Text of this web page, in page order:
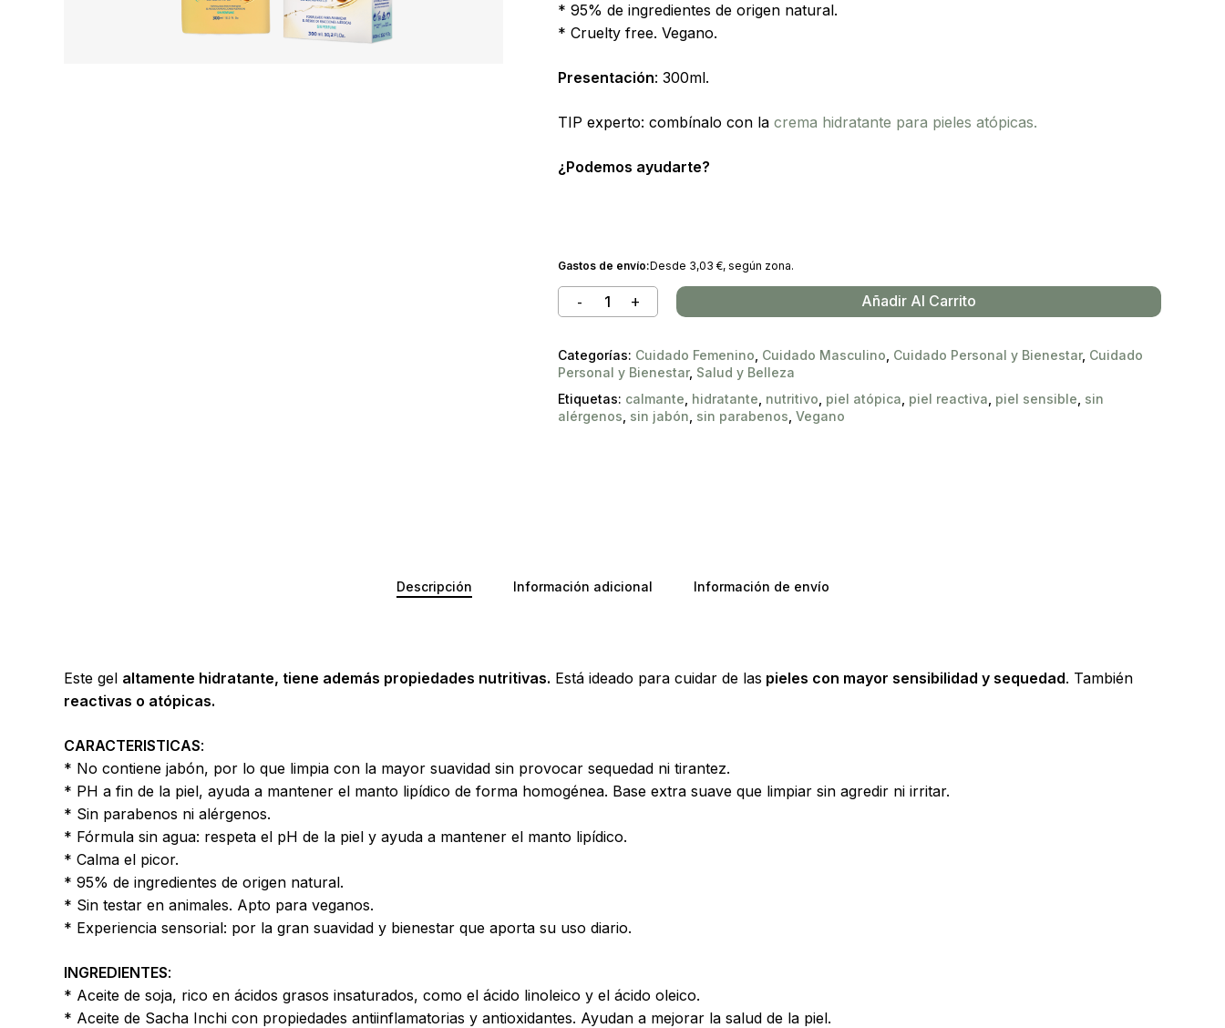
* 95% de ingredientes de origen natural.
* Cruelty free. Vegano.
Presentación: 300ml.
TIP experto: combínalo con la crema hidratante para pieles atópicas.
¿Podemos ayudarte?
Gastos de envío:Desde 3,03 €, según zona.
Añadir Al Carrito
Categorías: Cuidado Femenino Cuidado Masculino Cuidado Personal y Bienestar, Cuidado
Personal y Bienestar, Salud y Belleza
Etiquetas: calmante hidratante nutritivo piel atópica piel reactiva piel sensible sin
alérgenos sin jabón sin parabenos Vegano
Descripción Información adicional Información de envío
Este gel altamente hidratante, tiene además propiedades nutritivas. Está ideado para cuidar de las pieles con mayor sensibilidad y sequedad. También
reactivas o atópicas.
CARACTERISTICAS:
* No contiene jabón, por lo que limpia con la mayor suavidad sin provocar sequedad ni tirantez.
* PH a fin de la piel, ayuda a mantener el manto lipídico de forma homogénea. Base extra suave que limpiar sin agredir ni irritar.
* Sin parabenos ni alérgenos.
* Fórmula sin agua: respeta el pH de la piel y ayuda a mantener el manto lipídico.
* Calma el picor.
* 95% de ingredientes de origen natural.
* Sin testar en animales. Apto para veganos.
* Experiencia sensorial: por la gran suavidad y bienestar que aporta su uso diario.
INGREDIENTES:
* Aceite de soja, rico en ácidos grasos insaturados, como el ácido linoleico y el ácido oleico.
* Aceite de Sacha Inchi con propiedades antiinflamatorias y antioxidantes. Ayudan a mejorar la salud de la piel.